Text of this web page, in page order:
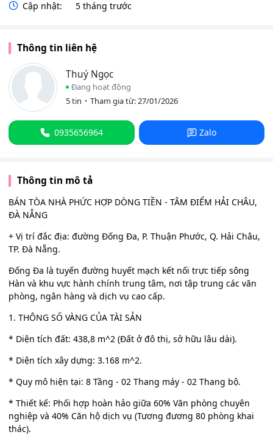
Cập nhật:
5 tháng trước
Thông tin liên hệ
Thuý Ngọc
Đang hoạt động
5 tin
Tham gia từ: 27/01/2026
0935656964 Zalo
Thông tin mô tả
BÁN TÒA NHÀ PHỨC HỢP DÒNG TIỀN - TÂM ĐIỂM HẢI CHÂU,
ĐÀ NẴNG
+ Vị trí đắc địa: đường Đống Đa, P. Thuận Phước, Q. Hải Châu,
TP. Đà Nẵng.
Đống Đa là tuyến đường huyết mạch kết nối trực tiếp sông
Hàn và khu vực hành chính trung tâm, nơi tập trung các văn
phòng, ngân hàng và dịch vụ cao cấp.
1. THÔNG SỐ VÀNG CỦA TÀI SẢN
* Diện tích đất: 438,8 m^2 (Đất ở đô thị, sở hữu lâu dài).
* Diện tích xây dựng: 3.168 m^2.
* Quy mô hiện tại: 8 Tầng - 02 Thang máy - 02 Thang bộ.
* Thiết kế: Phối hợp hoàn hảo giữa 60% Văn phòng chuyên
nghiệp và 40% Căn hộ dịch vụ (Tương đương 80 phòng khai
thác).